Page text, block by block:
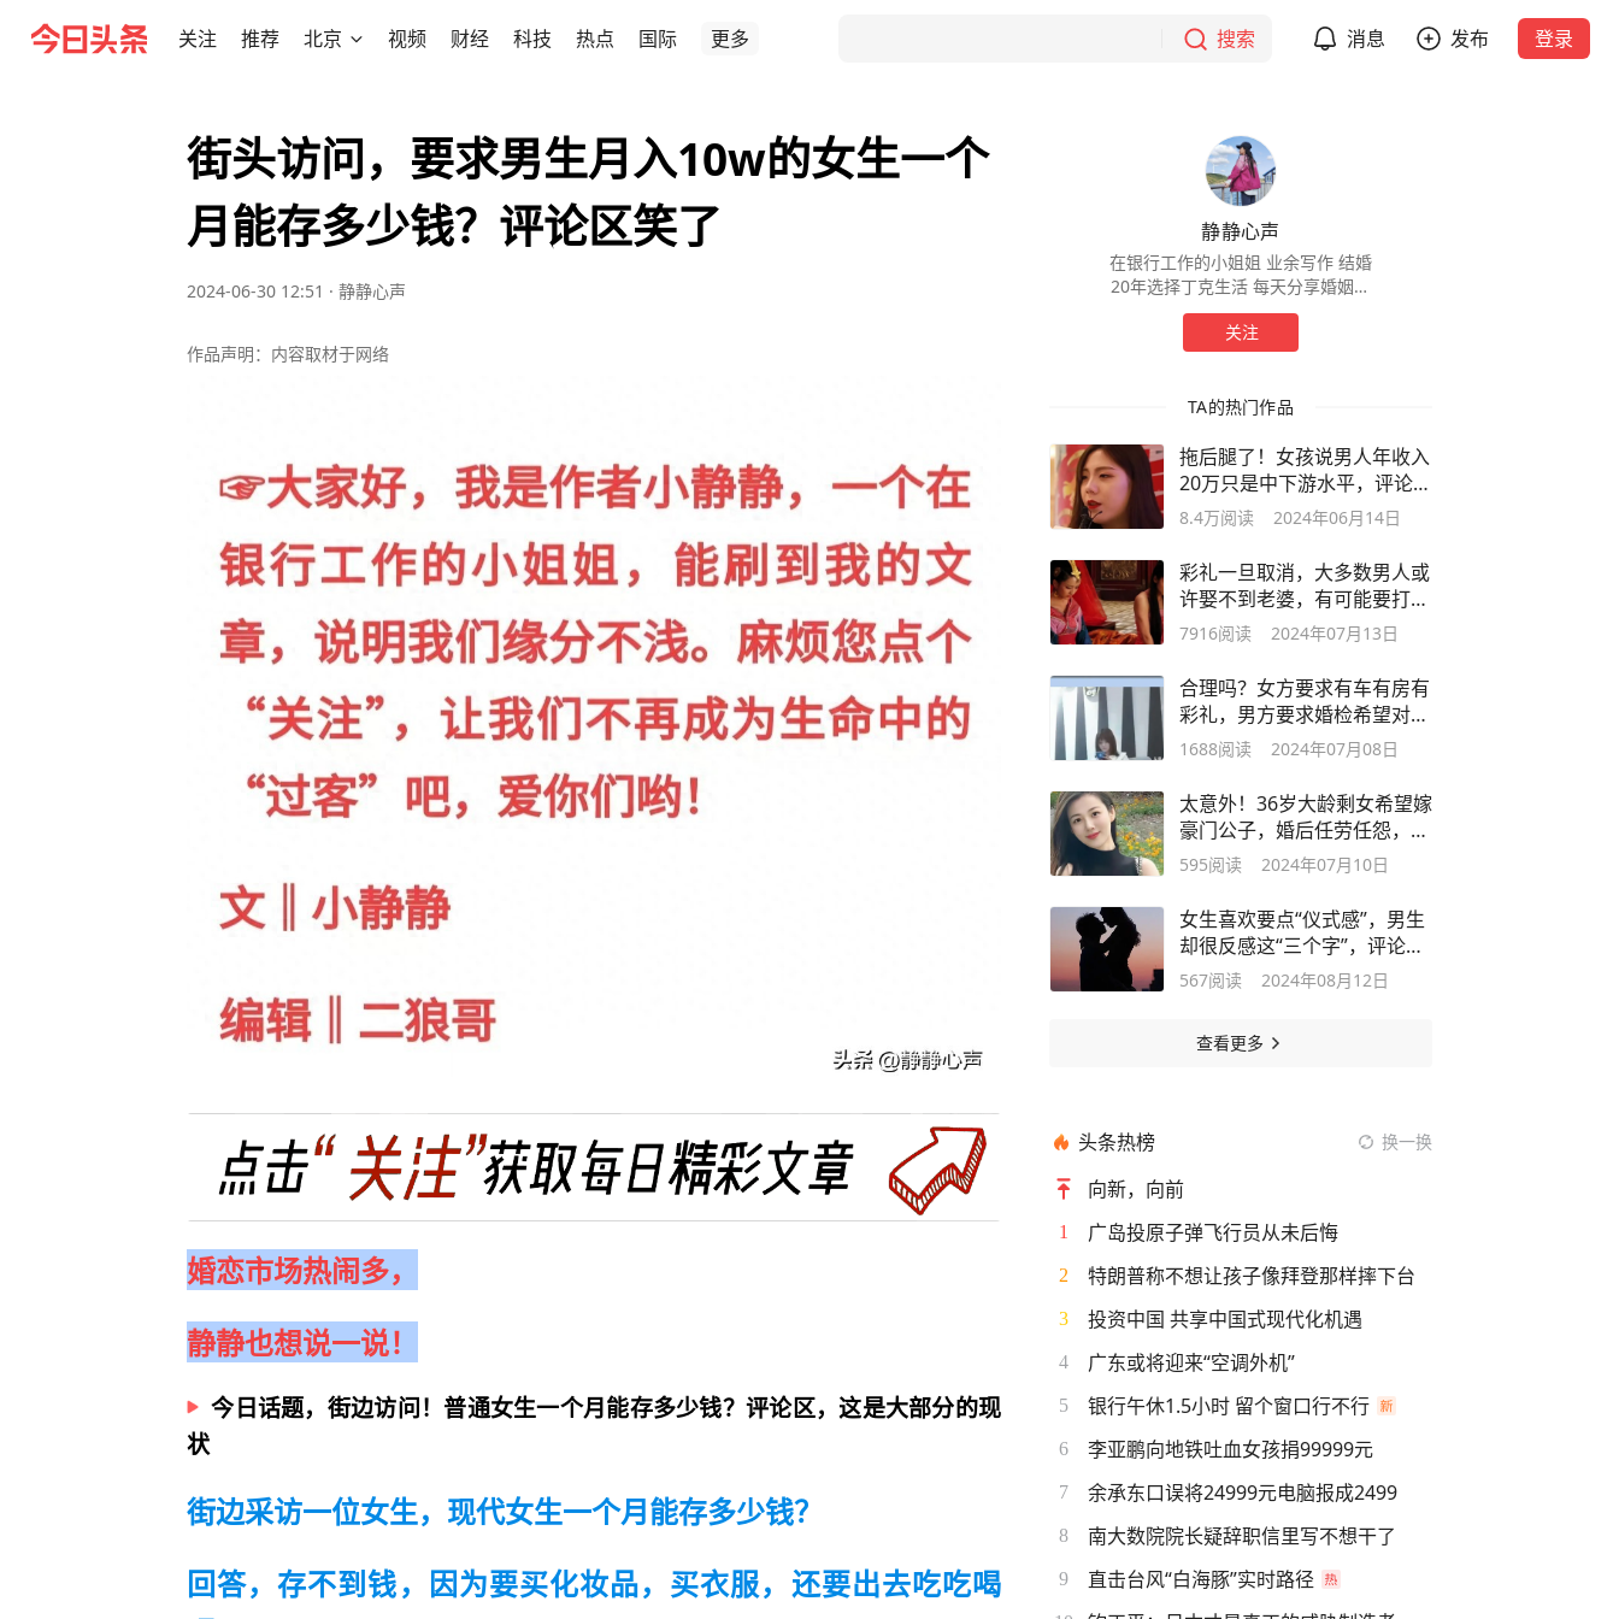
关注 推荐 北京 视频 财经 科技 热点 国际 更多 搜索 消息 发布 登录
街头访问，要求男生月入10w的女生一个
月能存多少钱？评论区笑了
2024-06-30 12:51 · 静静心声
作品声明：内容取材于网络
婚恋市场热闹多，
静静也想说一说！
今日话题，街边访问！普通女生一个月能存多少钱？评论区，这是大部分的现
状
街边采访一位女生，现代女生一个月能存多少钱？
回答，存不到钱，因为要买化妆品，买衣服，还要出去吃吃喝
静静心声
在银行工作的小姐姐 业余写作 结婚
20年选择丁克生活 每天分享婚姻来
之不易
关注
TA的热门作品
拖后腿了！女孩说男人年收入
20万只是中下游水平，评论区
炸锅了！
8.4万阅读 2024年06月14日
彩礼一旦取消，大多数男人或
许娶不到老婆，有可能要打一
辈子光棍
7916阅读 2024年07月13日
合理吗？女方要求有车有房有
彩礼，男方要求婚检希望对方
是清白人
1688阅读 2024年07月08日
太意外！36岁大龄剩女希望嫁
豪门公子，婚后任劳任怨，家
务全包！
595阅读 2024年07月10日
女生喜欢要点“仪式感”，男生
却很反感这“三个字”，评论区
热议
567阅读 2024年08月12日
查看更多
头条热榜 换一换
向新，向前
1 广岛投原子弹飞行员从未后悔
2 特朗普称不想让孩子像拜登那样摔下台
3 投资中国 共享中国式现代化机遇
4 广东或将迎来“空调外机”
5 银行午休1.5小时 留个窗口行不行
6 李亚鹏向地铁吐血女孩捐99999元
7 余承东口误将24999元电脑报成2499
8 南大数院院长疑辞职信里写不想干了
9 直击台风“白海豚”实时路径